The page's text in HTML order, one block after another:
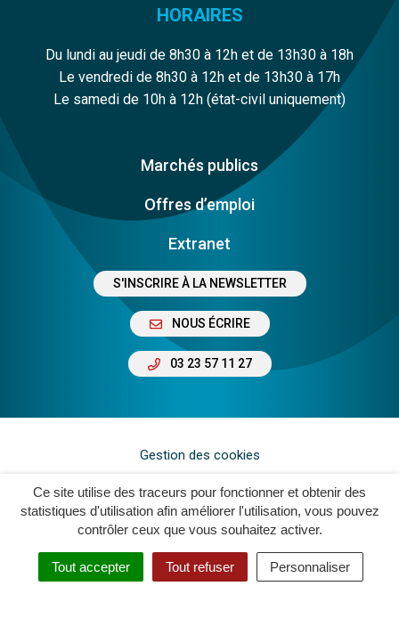
Ce site utilise des traceurs pour fonctionner et obtenir des
statistiques d'utilisation afin améliorer l'utilisation, vous pouvez
contrôler ceux que vous souhaitez activer.
Tout accepter Tout refuser Personnaliser
HORAIRES
Du lundi au jeudi de 8h30 à 12h et de 13h30 à 18h
Le vendredi de 8h30 à 12h et de 13h30 à 17h
Le samedi de 10h à 12h (état-civil uniquement)
Marchés publics
Offres d’emploi
Extranet
S'INSCRIRE À LA NEWSLETTER
NOUS ÉCRIRE
03 23 57 11 27
Gestion des cookies
Plan du site
Mentions légales
Crédits
Accessibilité : Non Conforme